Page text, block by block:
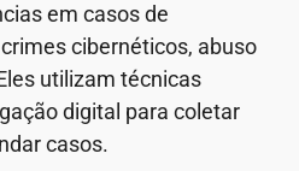
em casos de
cibernéticos, abuso
utilizam técnicas
digital para coletar
casos.